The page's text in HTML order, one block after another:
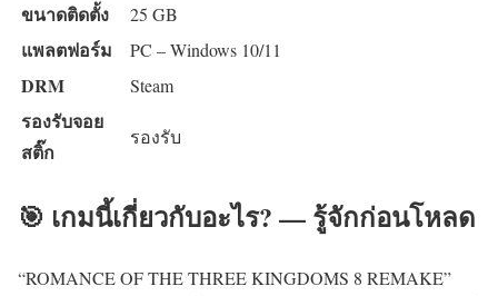
ขนาดติดตั้ง 25 GB
แพลตฟอร์ม PC – Windows 10/11
DRM Steam
รองรับจอย
สติ๊ก
รองรับ
🎯 เกมนี้เกี่ยวกับอะไร? — รู้จักก่อนโหลด
“ROMANCE OF THE THREE KINGDOMS 8 REMAKE”